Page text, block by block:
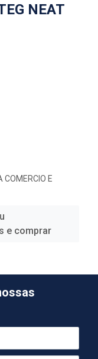
NEAT
COMERCIO E
e comprar